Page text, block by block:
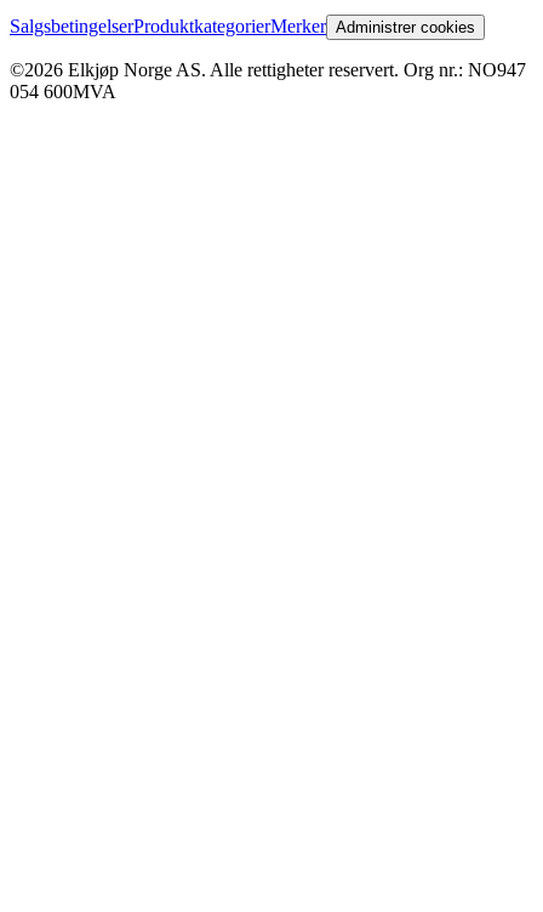
SalgsbetingelserProduktkategorierMerker Administrer cookies
©2026 Elkjøp Norge AS. Alle rettigheter reservert. Org nr.: NO947
054 600MVA